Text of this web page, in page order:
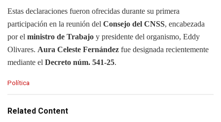
Estas declaraciones fueron ofrecidas durante su primera
participación en la reunión del Consejo del CNSS, encabezada
por el ministro de Trabajo y presidente del organismo, Eddy
Olivares. Aura Celeste Fernández fue designada recientemente
mediante el Decreto núm. 541-25.
C
e
Política
Related Content